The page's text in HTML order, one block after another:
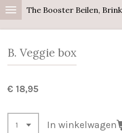
Ga
de
hoofdinhoud
B. Veggie box
€ 18,95
In winkelwagen